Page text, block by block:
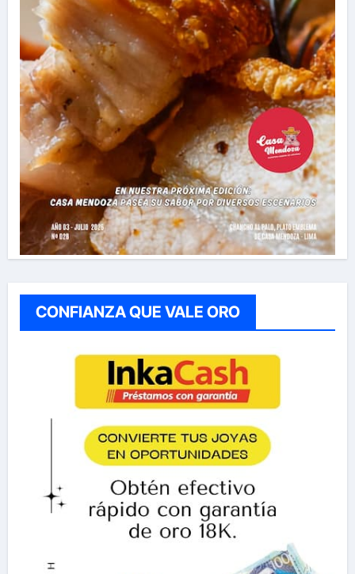
CONFIANZA QUE VALE ORO